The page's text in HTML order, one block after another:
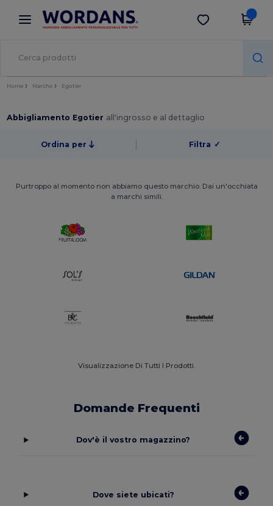
× App Wordans
Prezzi migliori sull'app!
Scarica app
Home Marche Egotier
Abbigliamento Egotier all'ingrosso e al dettaglio
Ordina per Filtra ✓
Purtroppo al momento non abbiamo questo marchio. Dai un'occhiata
a marchi simili.
Visualizzazione Di Tutti I Prodotti.
Domande Frequenti
Dov'è il vostro magazzino?
Dove siete ubicati?